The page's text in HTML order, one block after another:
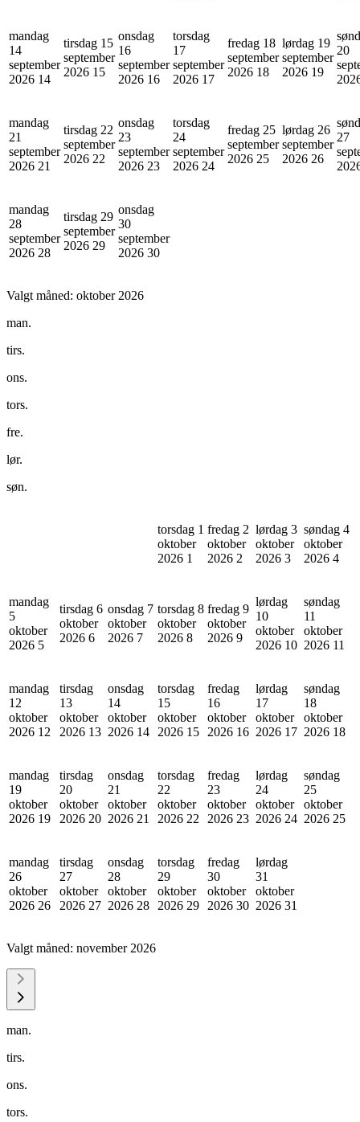
mandag
14
september
2026 14
tirsdag 15
september
2026 15
onsdag
16
september
2026 16
torsdag
17
september
2026 17
fredag 18
september
2026 18
lørdag 19
september
2026 19
20
mandag
21
september
2026 21
tirsdag 22
september
2026 22
onsdag
23
september
2026 23
torsdag
24
september
2026 24
fredag 25
september
2026 25
lørdag 26
september
2026 26
27
mandag
28
september
2026 28
tirsdag 29
september
2026 29
onsdag
30
september
2026 30
Valgt måned: oktober 2026
man.
tirs.
ons.
tors.
fre.
lør.
søn.
torsdag 1
oktober
2026 1
fredag 2
oktober
2026 2
lørdag 3
oktober
2026 3
søndag 4
oktober
2026 4
mandag
5
oktober
2026 5
tirsdag 6
oktober
2026 6
onsdag 7
oktober
2026 7
torsdag 8
oktober
2026 8
fredag 9
oktober
2026 9
lørdag
10
oktober
2026 10
søndag
11
oktober
2026 11
mandag
12
oktober
2026 12
tirsdag
13
oktober
2026 13
onsdag
14
oktober
2026 14
torsdag
15
oktober
2026 15
fredag
16
oktober
2026 16
lørdag
17
oktober
2026 17
søndag
18
oktober
2026 18
mandag
19
oktober
2026 19
tirsdag
20
oktober
2026 20
onsdag
21
oktober
2026 21
torsdag
22
oktober
2026 22
fredag
23
oktober
2026 23
lørdag
24
oktober
2026 24
søndag
25
oktober
2026 25
mandag
26
oktober
2026 26
tirsdag
27
oktober
2026 27
onsdag
28
oktober
2026 28
torsdag
29
oktober
2026 29
fredag
30
oktober
2026 30
lørdag
31
oktober
2026 31
Valgt måned: november 2026
man.
tirs.
ons.
tors.